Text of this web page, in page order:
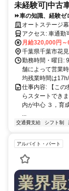
未経験可|中古
⏩️車の知識、経験
＋先輩同席で接客の
オートステージ
アクセス
月給320,000円
千葉県千葉市花
勤務時間・曜日:
舗によって営業
均残業時間は
仕事内容: 【この
らスタートでき
内が中心 ３，育
交通費支給 シフト制
アルバイト・パート